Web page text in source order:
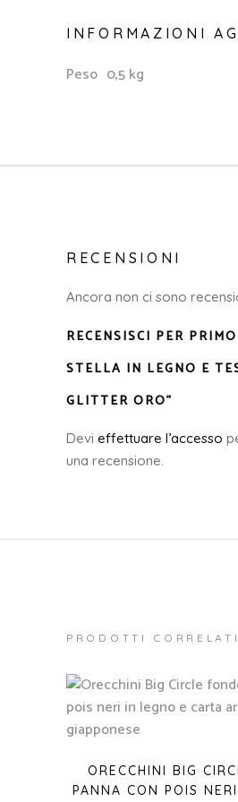
INFORMAZIONI
Peso 0,5 kg
RECENSIONI
Ancora non ci sono
RECENSISCI PER
STELLA IN LEGNO E
GLITTER ORO”
Devi effettuare l’accesso
una recensione.
PRODOTTI CORRELATI
ORECCHINI BIG
PANNA CON POIS